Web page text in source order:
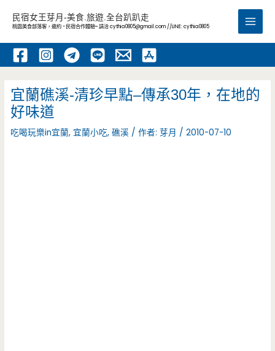
內
民宿女王芽月-美食.旅遊.全台趴趴走
桃園美食部落客，邀約 -民宿合作體驗~ 請洽cythia0805@gmail.com //LINE: cythia0805
Main
宜蘭礁溪-清珍早點–傳承30年，在地的
好味道
吃喝玩樂in宜蘭, 宜蘭小吃,礁溪 / 作者:芽月 /2010-07-10